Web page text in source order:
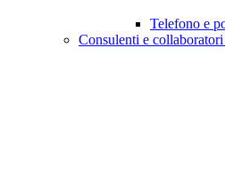
Telefono e
Consulenti e collaboratori